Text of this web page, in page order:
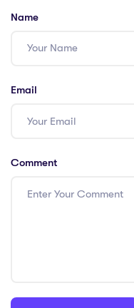
Name
Email
Comment